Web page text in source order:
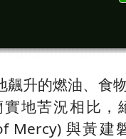
飆升的燃油、食
地苦況相比，
Mercy) 與黃建